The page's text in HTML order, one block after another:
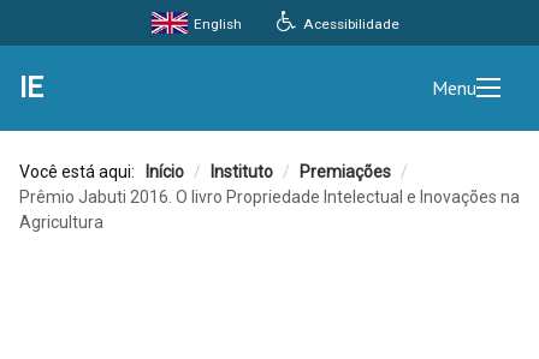
Acessibilidade
English
IE Menu
Você está aqui: Início / Instituto / Premiações /
Prêmio Jabuti 2016. O livro Propriedade Intelectual e Inovações na
Agricultura